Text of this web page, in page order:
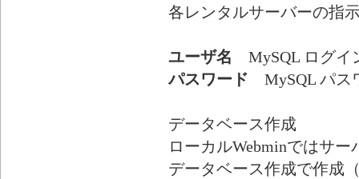
各レンタルサーバーの指
ユーザ名 MySQL ログイ
パスワード MySQL パス
データベース作成
ローカルWebminではサ
データベース作成で作成